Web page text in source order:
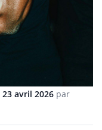
23 avril 2026 par